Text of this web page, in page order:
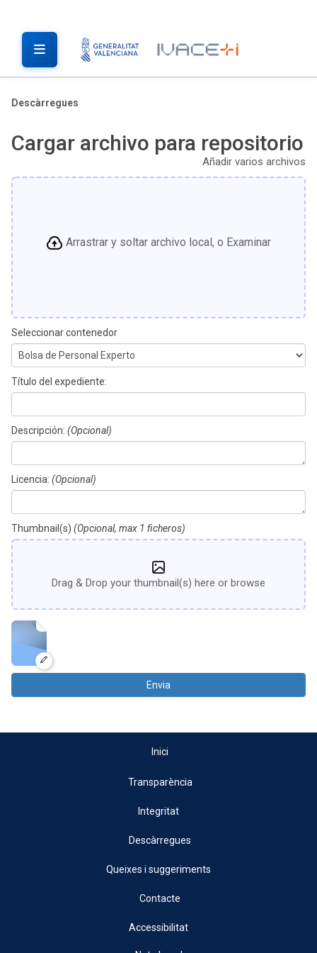
Descàrregues
Cargar archivo para repositorio
Añadir varios archivos
Arrastrar y soltar archivo local, o Examinar
Seleccionar contenedor
Título del expediente:
Descripción: (Opcional)
Licencia: (Opcional)
Thumbnail(s) (Opcional, max 1 ficheros)
Drag & Drop your thumbnail(s) here or browse
Envia
Inici
Transparència
Integritat
Descàrregues
Queixes i suggeriments
Contacte
Accessibilitat